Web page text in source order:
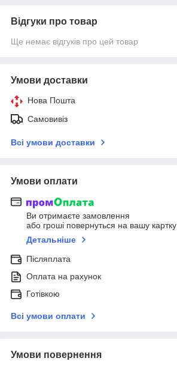
Відгуки про товар
Ще немає відгуків про цей товар
Умови доставки
Нова Пошта
Самовивіз
Всі умови доставки
Умови оплати
Ви отримаєте замовлення
або гроші повернуться на вашу картку
Детальніше
Післяплата
Оплата на рахунок
Готівкою
Всі умови оплати
Умови повернення